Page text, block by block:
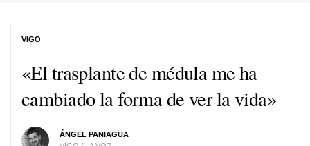
«El trasplante de médula me ha
cambiado la forma de ver la vida»
ÁNGEL PANIAGUA
VIGO